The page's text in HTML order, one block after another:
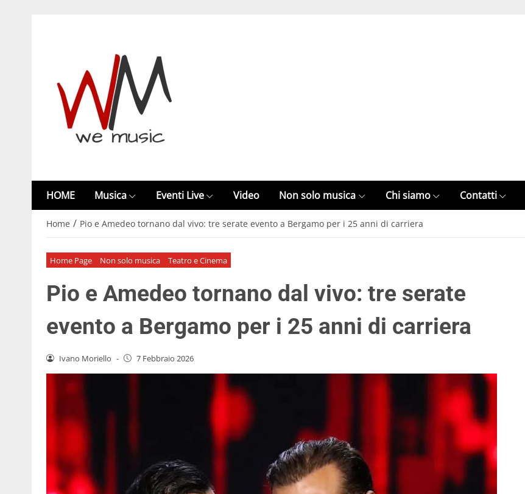
HOME Musica Eventi Live Video Non solo musica Chi siamo Contatti
Home / Pio e Amedeo tornano dal vivo: tre serate evento a Bergamo per i 25 anni di carriera
Home Page Non solo musica Teatro e Cinema
Pio e Amedeo tornano dal vivo: tre serate
evento a Bergamo per i 25 anni di carriera
Ivano Moriello - 7 Febbraio 2026